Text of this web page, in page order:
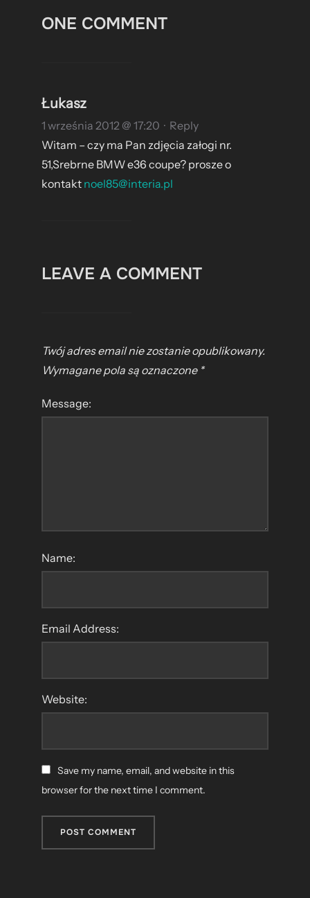
ONE COMMENT
Łukasz
1 września 2012 @ 17:20 · Reply
Witam – czy ma Pan zdjęcia załogi nr.
51,Srebrne BMW e36 coupe? prosze o
kontakt noel85@interia.pl
LEAVE A COMMENT
Twój adres email nie zostanie opublikowany.
Wymagane pola są oznaczone *
Message:
Name:
Email Address:
Website:
Save my name, email, and website in this
browser for the next time I comment.